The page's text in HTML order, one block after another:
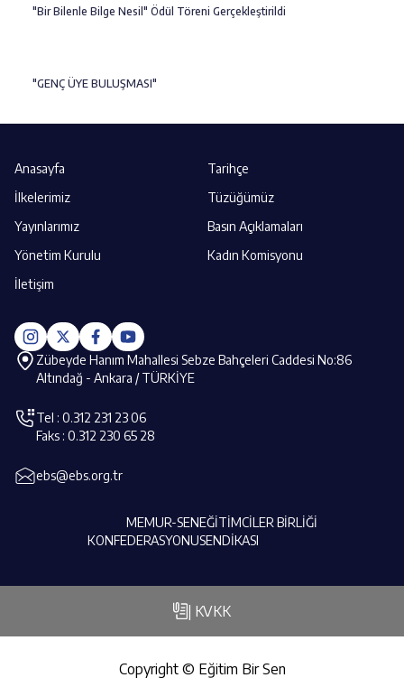
"Bir Bilenle Bilge Nesil" Ödül Töreni Gerçekleştirildi
"GENÇ ÜYE BULUŞMASI"
Anasayfa
Tarihçe
İlkelerimiz
Tüzüğümüz
Yayınlarımız
Basın Açıklamaları
Yönetim Kurulu
Kadın Komisyonu
İletişim
MEMUR-SEN
KONFEDERASYONU
EĞİTİMCİLER BİRLİĞİ
SENDİKASI
Zübeyde Hanım Mahallesi Sebze Bahçeleri Caddesi No:86
Altındağ - Ankara / TÜRKİYE
Tel : 0.312 231 23 06
Faks : 0.312 230 65 28
ebs@ebs.org.tr
Copyright © Eğitim Bir Sen
| KVKK